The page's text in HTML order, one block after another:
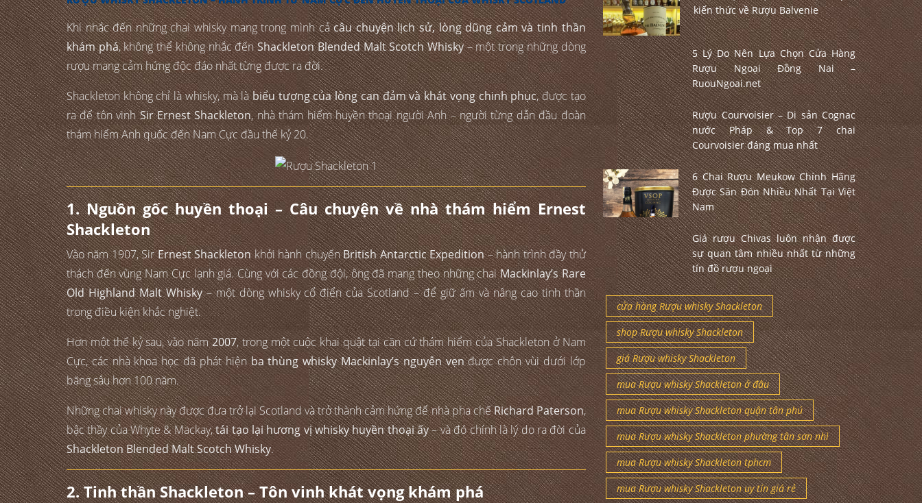
Khi nhắc đến những chai whisky mang trong mình cảcâu chuyện lịch sử, lòng dũng cảm và tinh thần
khám phá, không thể không nhắc đếnShackleton Blended Malt Scotch Whisky– một trong những dòng
rượu mang cảm hứng độc đáo nhất từng được ra đời.
Shackleton không chỉ là whisky, mà làbiểu tượng của lòng can đảm và khát vọng chinh phục, được tạo
ra để tôn vinhSir Ernest Shackleton, nhà thám hiểm huyền thoại người Anh – người từng dẫn đầu đoàn
thám hiểm Anh quốc đến Nam Cực đầu thế kỷ 20.
1. Nguồn gốc huyền thoại – Câu chuyện về nhà thám hiểm Ernest
Shackleton
Vào năm 1907, SirErnest Shackletonkhởi hành chuyếnBritish Antarctic Expedition– hành trình đầy thử
thách đến vùng Nam Cực lạnh giá. Cùng với các đồng đội, ông đã mang theo những chaiMackinlay’s Rare
Old Highland Malt Whisky– một dòng whisky cổ điển của Scotland – để giữ ấm và nâng cao tinh thần
trong điều kiện khắc nghiệt.
Hơn một thế kỷ sau, vào năm2007, trong một cuộc khai quật tại căn cứ thám hiểm của Shackleton ở Nam
Cực, các nhà khoa học đã phát hiệnba thùng whisky Mackinlay’s nguyên vẹnđược chôn vùi dưới lớp
băng sâu hơn 100 năm.
Những chai whisky này được đưa trở lại Scotland và trở thành cảm hứng để nhà pha chếRichard Paterson,
bậc thầy của Whyte & Mackay,tái tạo lại hương vị whisky huyền thoại ấy– và đó chính là lý do ra đời của
Shackleton Blended Malt Scotch Whisky.
2. Tinh thần Shackleton – Tôn vinh khát vọng khám phá
kiến thức về Rượu Balvenie
5 Lý Do Nên Lựa Chọn Cửa Hàng
Rượu Ngoại Đồng Nai –
RuouNgoai.net
Rượu Courvoisier – Di sản Cognac
nước Pháp & Top 7 chai
Courvoisier đáng mua nhất
6 Chai Rượu Meukow Chính Hãng
Được Săn Đón Nhiều Nhất Tại Việt
Nam
Giá rượu Chivas luôn nhận được
sự quan tâm nhiều nhất từ những
tín đồ rượu ngoại
cửa hàng Rượu whisky Shackleton
shop Rượu whisky Shackleton
giá Rượu whisky Shackleton
mua Rượu whisky Shackleton ở đâu
mua Rượu whisky Shackleton quận tân phú
mua Rượu whisky Shackleton phường tân sơn nhì
mua Rượu whisky Shackleton tphcm
mua Rượu whisky Shackleton uy tín giá rẻ